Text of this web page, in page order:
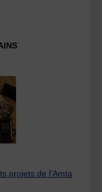
projets de l’Amta